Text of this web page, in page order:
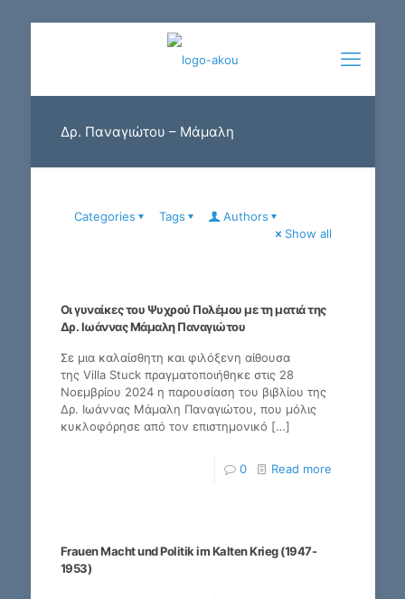
Δρ. Παναγιώτου – Μάμαλη
Categories Tags
Authors
Show all
Οι γυναίκες του Ψυχρού Πολέμου με τη ματιά της
Δρ. Ιωάννας Μάμαλη Παναγιώτου
Σε μια καλαίσθητη και φιλόξενη αίθουσα
της Villa Stuck πραγματοποιήθηκε στις 28
Νοεμβρίου 2024 η παρουσίαση του βιβλίου της
Δρ. Ιωάννας Μάμαλη Παναγιώτου, που μόλις
κυκλοφόρησε από τον επιστημονικό […]
0 Read more
Frauen Macht und Politik im Kalten Krieg (1947-
1953)